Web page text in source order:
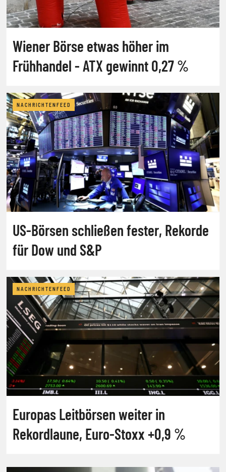
Wiener Börse etwas höher im
Frühhandel - ATX gewinnt 0,27 %
NACHRICHTENFEED
US-Börsen schließen fester, Rekorde
für Dow und S&P
NACHRICHTENFEED
Europas Leitbörsen weiter in
Rekordlaune, Euro-Stoxx +0,9 %